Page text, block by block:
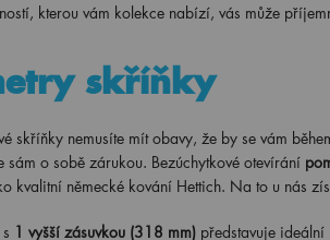
kterou vám kolekce nabízí, vás může
skříňky
skříňky nemusíte mít obavy, že by se vám
o sobě zárukou. Bezúchytkové otevírání
kvalitní německé kování Hettich. Na to u nás
1 vyšší zásuvkou (318 mm) představuje ideální